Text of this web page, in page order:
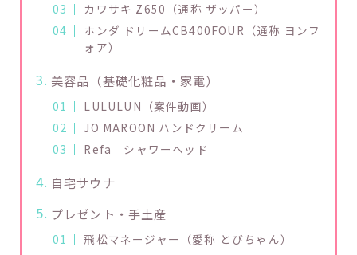
カワサキ Z650（通称 ザッパー）
ホンダ ドリームCB400FOUR（通称 ヨンフ
ォア）
美容品（基礎化粧品・家電）
LULULUN（案件動画）
JO MAROON ハンドクリーム
Refa シャワーヘッド
自宅サウナ
プレゼント・手土産
飛松マネージャー（愛称 とびちゃん）